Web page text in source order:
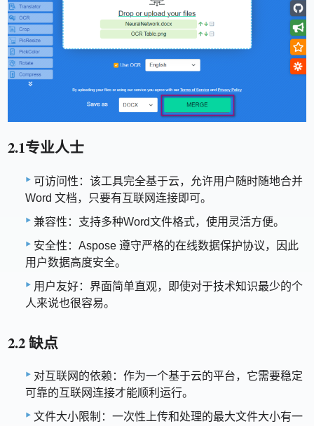
2.1专业人士
可访问性：该工具完全基于云，允许用户随时随地合并
Word 文档，只要有互联网连接即可。
兼容性：支持多种Word文件格式，使用灵活方便。
安全性：Aspose 遵守严格的在线数据保护协议，因此
用户数据高度安全。
用户友好：界面简单直观，即使对于技术知识最少的个
人来说也很容易。
2.2 缺点
对互联网的依赖：作为一个基于云的平台，它需要稳定
可靠的互联网连接才能顺利运行。
文件大小限制：一次性上传和处理的最大文件大小有一